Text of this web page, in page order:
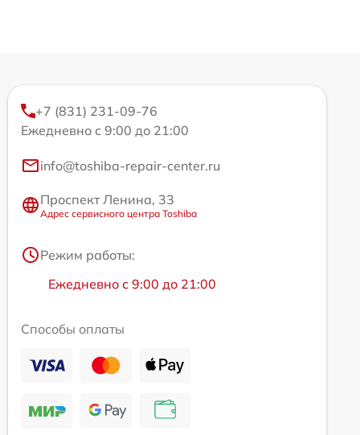
+7 (831) 231-09-76
Ежедневно с 9:00 до 21:00
info@toshiba-repair-center.ru
Проспект Ленина, 33
Адрес сервисного центра Toshiba
Режим работы:
Ежедневно с 9:00 до 21:00
Способы оплаты